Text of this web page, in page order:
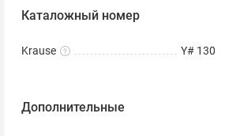
Каталожный номер
Krause Y# 130
Дополнительные